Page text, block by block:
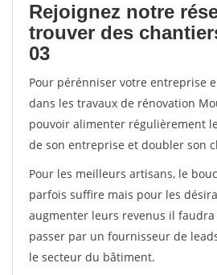
Rejoignez notre
trouver des
03
Pour pérénniser votre entreprise
dans les travaux de rénovation
pouvoir alimenter régulièrement
de son entreprise et doubler son
Pour les meilleurs artisans, le
parfois suffire mais pour les
augmenter leurs revenus il
passer par un fournisseur de
le secteur du bâtiment.